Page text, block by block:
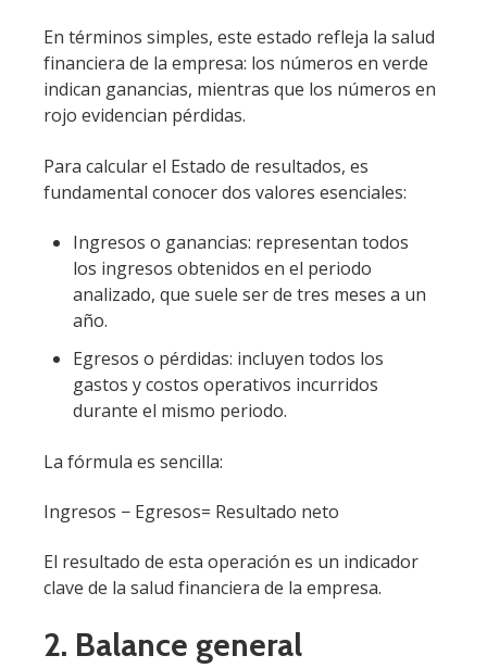
En términos simples, este estado refleja la salud
financiera de la empresa: los números en verde
indican ganancias, mientras que los números en
rojo evidencian pérdidas.
Para calcular el Estado de resultados, es
fundamental conocer dos valores esenciales:
Ingresos o ganancias: representan todos
los ingresos obtenidos en el periodo
analizado, que suele ser de tres meses a un
año.
Egresos o pérdidas: incluyen todos los
gastos y costos operativos incurridos
durante el mismo periodo.
La fórmula es sencilla:
Ingresos − Egresos= Resultado neto
El resultado de esta operación es un indicador
clave de la salud financiera de la empresa.
2. Balance general